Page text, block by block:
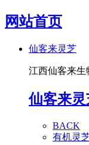
网站首页
仙客来灵芝
江西仙客来生
仙客来灵
BACK
有机灵